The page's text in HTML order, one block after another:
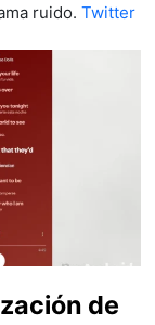
ruido. Twitter
de